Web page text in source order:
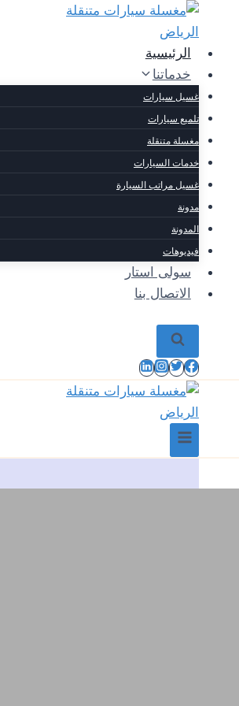
content
الرئيسية
خدماتنا
غسيل سيارات
تلميع سيارات
مغسلة متنقلة
خدمات السيارات
غسيل مراتب السيارة
مدونة
المدونة
فيديوهات
سولى استار
الاتصال بنا